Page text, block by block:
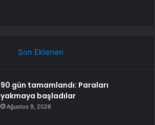
Son Eklenen
90 gün tamamlandı: Paraları
yakmaya başladılar
Ağustos 9, 2026